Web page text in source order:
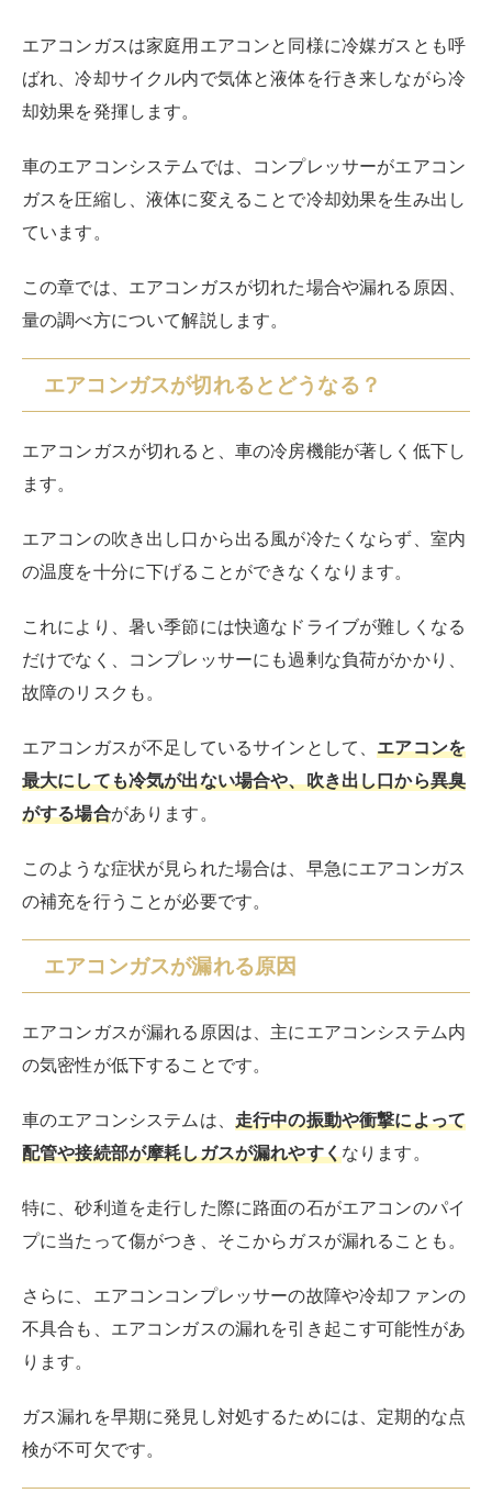
エアコンガスは家庭用エアコンと同様に冷媒ガスとも呼
ばれ、冷却サイクル内で気体と液体を行き来しながら冷
却効果を発揮します。
車のエアコンシステムでは、コンプレッサーがエアコン
ガスを圧縮し、液体に変えることで冷却効果を生み出し
ています。
この章では、エアコンガスが切れた場合や漏れる原因、
量の調べ方について解説します。
エアコンガスが切れるとどうなる？
エアコンガスが切れると、車の冷房機能が著しく低下し
ます。
エアコンの吹き出し口から出る風が冷たくならず、室内
の温度を十分に下げることができなくなります。
これにより、暑い季節には快適なドライブが難しくなる
だけでなく、コンプレッサーにも過剰な負荷がかかり、
故障のリスクも。
エアコンガスが不足しているサインとして、エアコンを
最大にしても冷気が出ない場合や、吹き出し口から異臭
がする場合があります。
このような症状が見られた場合は、早急にエアコンガス
の補充を行うことが必要です。
エアコンガスが漏れる原因
エアコンガスが漏れる原因は、主にエアコンシステム内
の気密性が低下することです。
車のエアコンシステムは、 走行中の振動や衝撃によって
配管や接続部が摩耗しガスが漏れやすくなります。
特に、砂利道を走行した際に路面の石がエアコンのパイ
プに当たって傷がつき、そこからガスが漏れることも。
さらに、エアコンコンプレッサーの故障や冷却ファンの
不具合も、エアコンガスの漏れを引き起こす可能性があ
ります。
ガス漏れを早期に発見し対処するためには、定期的な点
検が不可欠です。